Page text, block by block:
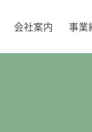
会社案内 事業